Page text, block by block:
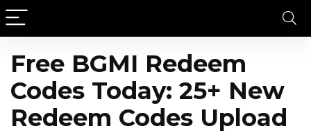
Free BGMI Redeem
Codes Today: 25+ New
Redeem Codes Upload